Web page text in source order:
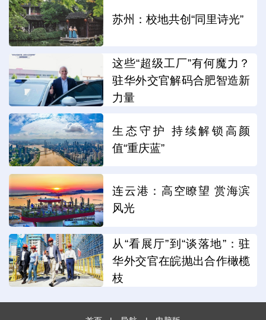
苏州：校地共创“同里诗光”
这些“超级工厂”有何魔力？
驻华外交官解码合肥智造新
力量
生态守护 持续解锁高颜
值“重庆蓝”
连云港：高空瞭望 赏海滨
风光
从“看展厅”到“谈落地”：驻
华外交官在皖抛出合作橄榄
枝